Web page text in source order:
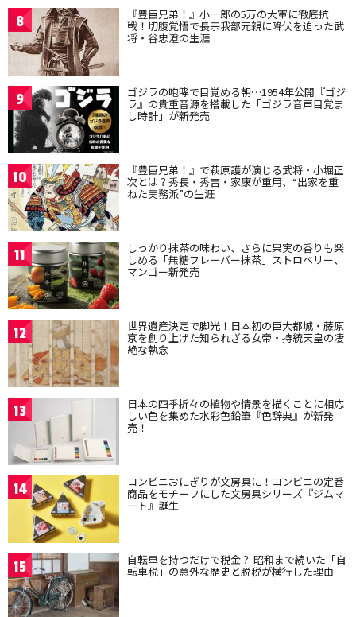
8 『豊臣兄弟！』小一郎の5万の大軍に徹底抗
戦！切腹覚悟で長宗我部元親に降伏を迫った武
将・谷忠澄の生涯
9 ゴジラの咆哮で目覚める朝…1954年公開『ゴジ
ラ』の貴重音源を搭載した「ゴジラ音声目覚ま
し時計」が新発売
10 『豊臣兄弟！』で萩原護が演じる武将・小堀正
次とは？秀長・秀吉・家康が重用、“出家を重
ねた実務派”の生涯
11 しっかり抹茶の味わい、さらに果実の香りも楽
しめる「無糖フレーバー抹茶」ストロベリー、
マンゴー新発売
12 世界遺産決定で脚光！日本初の巨大都城・藤原
京を創り上げた知られざる女帝・持統天皇の凄
絶な執念
13 日本の四季折々の植物や情景を描くことに相応
しい色を集めた水彩色鉛筆『色辞典』が新発
売！
14 コンビニおにぎりが文房具に！コンビニの定番
商品をモチーフにした文房具シリーズ『ジムマ
ート』誕生
15 自転車を持つだけで税金？ 昭和まで続いた「自
転車税」の意外な歴史と脱税が横行した理由